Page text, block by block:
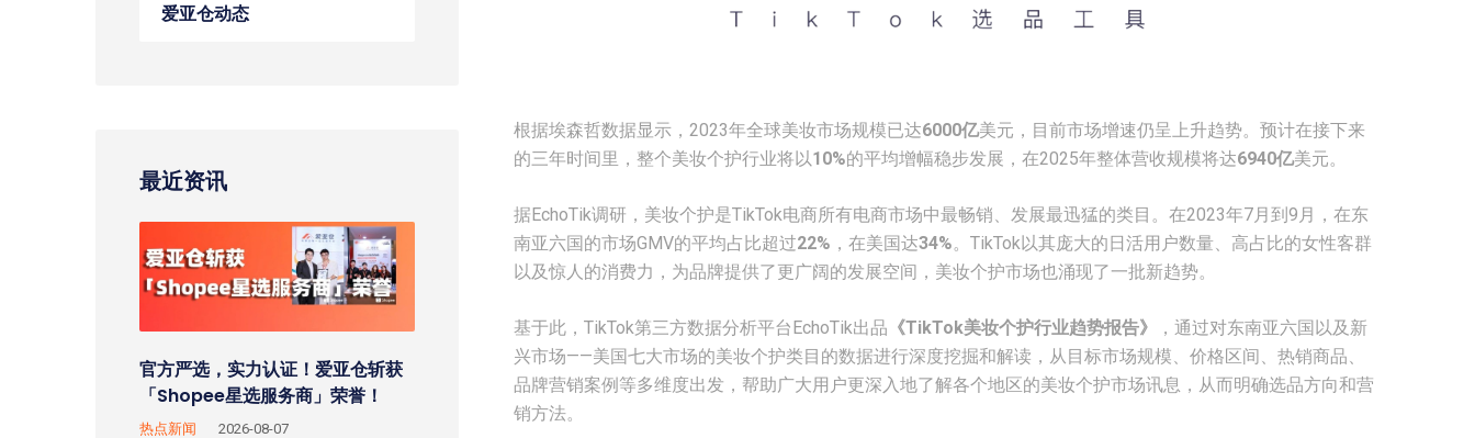
根据埃森哲数据显示，2023年全球美妆市场规模已达6000亿美元，目前市场增速仍呈上升趋势。预计在接下来
的三年时间里，整个美妆个护行业将以10%的平均增幅稳步发展，在2025年整体营收规模将达6940亿美元。
据EchoTik调研，美妆个护是TikTok电商所有电商市场中最畅销、发展最迅猛的类目。在2023年7月到9月，在东
南亚六国的市场GMV的平均占比超过22% ，在美国达34%。TikTok以其庞大的日活用户数量、高占比的女性客群
以及惊人的消费力，为品牌提供了更广阔的发展空间，美妆个护市场也涌现了一批新趋势。
基于此，TikTok第三方数据分析平台EchoTik出品 《TikTok美妆个护行业趋势报告》
，通过对东南亚六国以及新
兴市场——美国七大市场的美妆个护类目的数据进行深度挖掘和解读，从目标市场规模、价格区间、热销商品、
品牌营销案例等多维度出发，帮助广大用户更深入地了解各个地区的美妆个护市场讯息，从而明确选品方向和营
销方法。
爱亚仓动态
最近资讯
官方严选，实力认证！爱亚仓斩获
「Shopee星选服务商」荣誉！
热点新闻 2026-08-07